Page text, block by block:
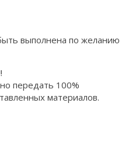
выполнена по желанию
передать 100%
материалов.